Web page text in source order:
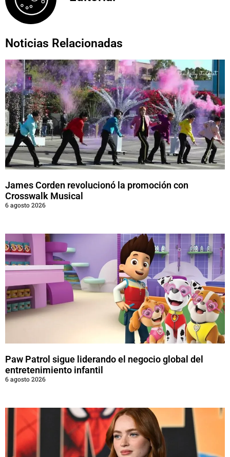
Noticias Relacionadas
James Corden revolucionó la promoción con
Crosswalk Musical
6 agosto 2026
Paw Patrol sigue liderando el negocio global del
entretenimiento infantil
6 agosto 2026